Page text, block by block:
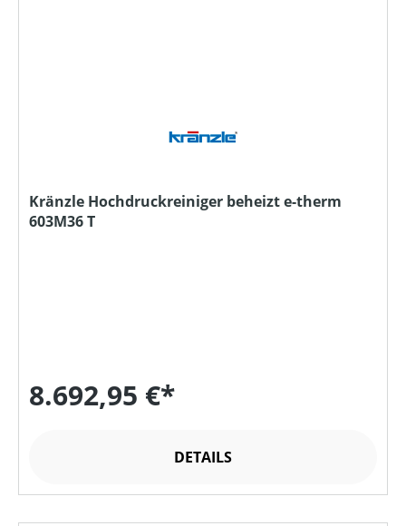
Kränzle Hochdruckreiniger beheizt e-therm
603M36 T
8.692,95 €*
DETAILS